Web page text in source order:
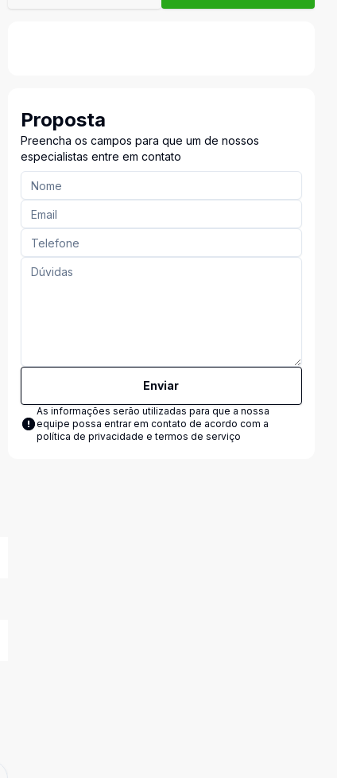
Proposta
Preencha os campos para que um de nossos
especialistas entre em contato
Enviar
As informações serão utilizadas para que a nossa
equipe possa entrar em contato de acordo com a
política de privacidade e termos de serviço